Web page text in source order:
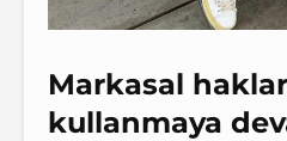
Markasal
kullanmaya